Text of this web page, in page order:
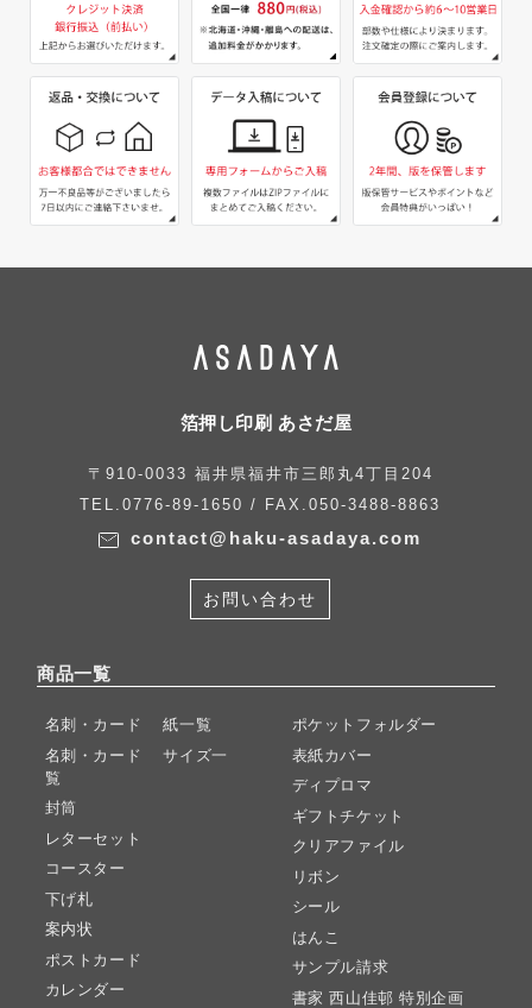
箔押し印刷 あさだ屋
〒910-0033 福井県福井市三郎丸4丁目204
TEL.0776-89-1650 / FAX.050-3488-8863
contact@haku-asadaya.com
お問い合わせ
商品一覧
名刺・カード 紙一覧
名刺・カード サイズ一
覧
封筒
レターセット
コースター
下げ札
案内状
ポストカード
カレンダー
ポケットフォルダー
表紙カバー
ディプロマ
ギフトチケット
クリアファイル
リボン
シール
はんこ
サンプル請求
書家 西山佳邨 特別企画